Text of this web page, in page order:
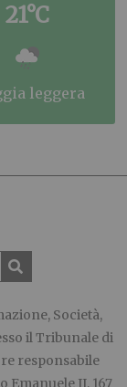
21°C
leggera
Società,
il Tribunale di
responsabile
Emanuele II, 167